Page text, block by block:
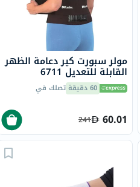
مولر سبورت كير دعامة الظهر
القابلة للتعديل 6711
60 دقيقة تصلك في
60.01
241